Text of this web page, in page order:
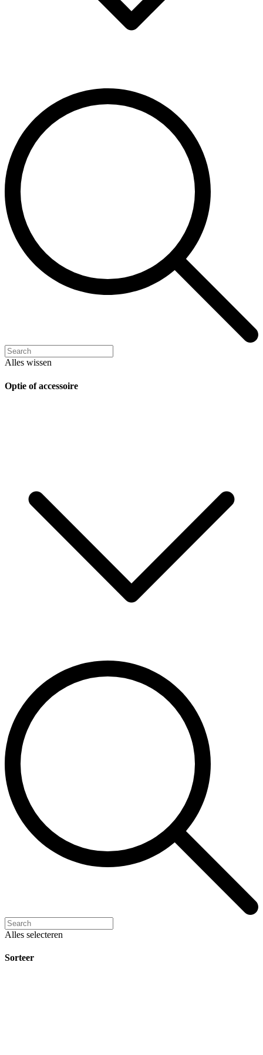
Alles wissen
Optie of accessoire
Alles selecteren
Sorteer